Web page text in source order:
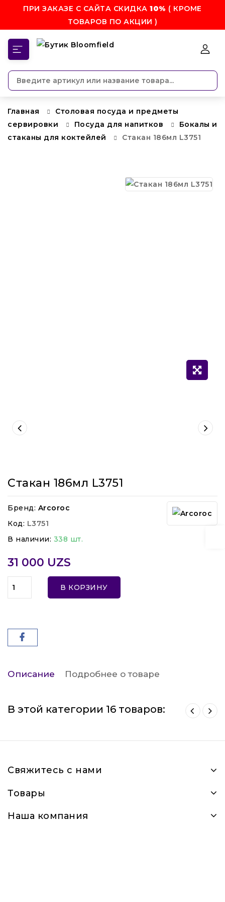
ПРИ ЗАКАЗЕ С САЙТА СКИДКА10% ( КРОМЕ
ТОВАРОВ ПО АКЦИИ )
Главная
Столовая посуда и предметы
сервировки
Посуда для напитков
Бокалы и
стаканы для коктейлей
Стакан 186мл L3751
Стакан 186мл L3751
Бренд: Arcoroc
Код: L3751
В наличии: 338 шт.
31 000 UZS
В КОРЗИНУ
Описание Подробнее о товаре
В этой категории 16 товаров:
Свяжитесь с нами
Товары
Наша компания